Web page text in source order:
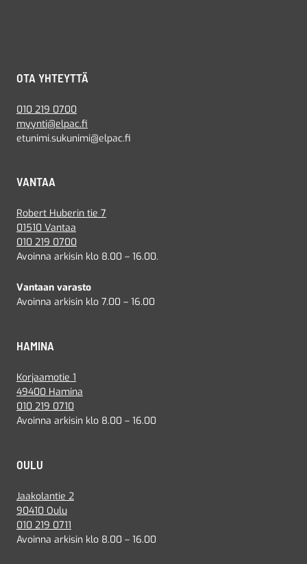
OTA YHTEYTTÄ
010 219 0700
myynti@elpac.fi
etunimi.sukunimi@elpac.fi
VANTAA
Robert Huberin tie 7
01510 Vantaa
010 219 0700
Avoinna arkisin klo 8.00 – 16.00.
Vantaan varasto
Avoinna arkisin klo 7.00 – 16.00
HAMINA
Korjaamotie 1
49400 Hamina
010 219 0710
Avoinna arkisin klo 8.00 – 16.00
OULU
Jaakolantie 2
90410 Oulu
010 219 0711
Avoinna arkisin klo 8.00 – 16.00